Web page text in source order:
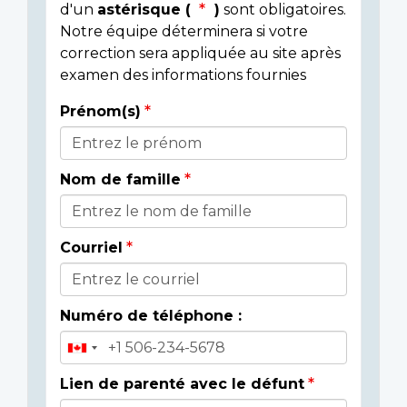
d'un astérisque ( ) sont obligatoires.
Notre équipe déterminera si votre
correction sera appliquée au site après
examen des informations fournies
Donor
Details
Prénom(s)
Nom de famille
Courriel
Numéro de téléphone :
Lien de parenté avec le défunt